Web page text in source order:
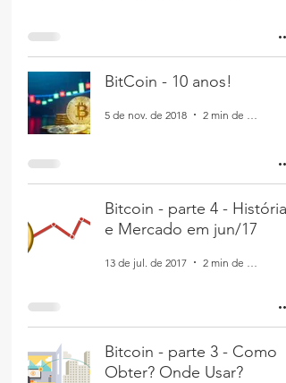
BitCoin - 10 anos!
5 de nov. de 2018
Bitcoin - parte 4 - História
e Mercado em jun/17
13 de jul. de 2017
Bitcoin - parte 3 - Como
Obter? Onde Usar?